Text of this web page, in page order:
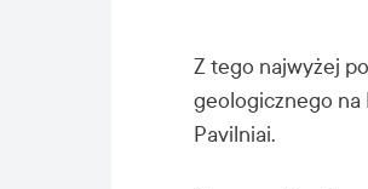
Z tego najwyżej
geologicznego na
Pavilniai.